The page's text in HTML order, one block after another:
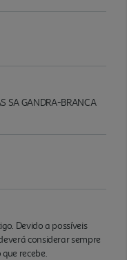
SA GANDRA-BRANCA
Devido a possíveis
considerar sempre
recebe.